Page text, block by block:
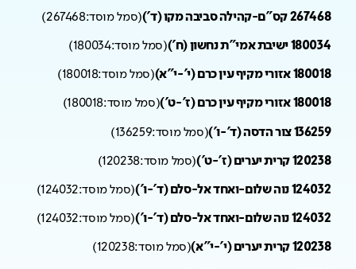
267468 קס"ם-קהילה סביבה מקו (ד') (סמל מוסד:267468
)
180034 ישיבת אמי"ת נחשון (ח') (סמל מוסד:180034
)
180018 אזורי מקיף עין כרם (י'-י"א) (סמל מוסד:180018
)
180018 אזורי מקיף עין כרם (ז'-ט') (סמל מוסד:180018
)
136259 צור הדסה (ד'-ו') (סמל מוסד:136259
)
120238 קרית יערים (ז'-ט') (סמל מוסד:120238
)
124032 נוה שלום-ואחד אל-סלם (ד'-ו') (סמל מוסד:124032
)
124032 נוה שלום-ואחד אל-סלם (ד'-ו') (סמל מוסד:124032
)
120238 קרית יערים (י'-י"א) (סמל מוסד:120238
)